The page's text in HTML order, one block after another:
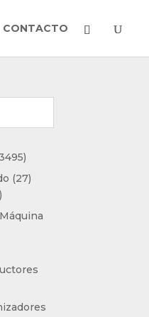
CONTACTO
3495
productos
2727
16
productos